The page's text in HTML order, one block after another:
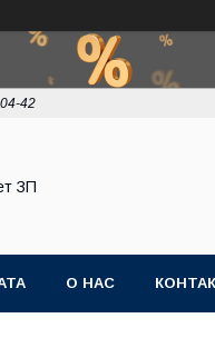
42
ЗП
О НАС